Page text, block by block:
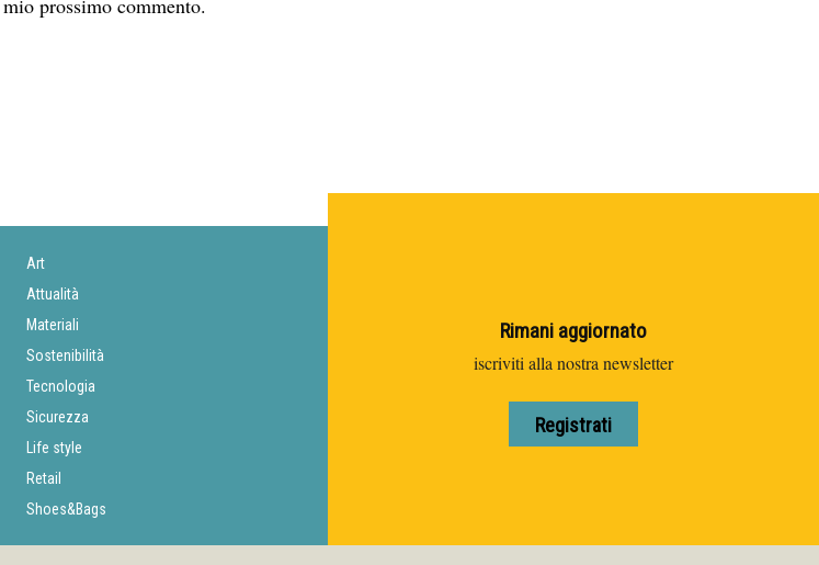
prossimo commento.
Art
Attualità
Materiali
Sostenibilità
Tecnologia
Sicurezza
Life style
Retail
Shoes&Bags
Rimani aggiornato
iscriviti alla nostra newsletter
Registrati